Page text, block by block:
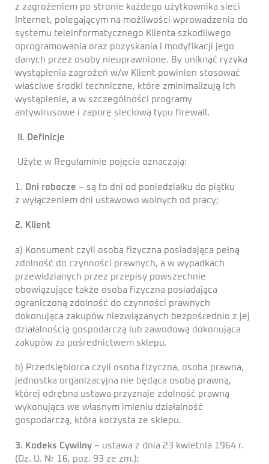
z zagrożeniem po stronie każdego użytkownika sieci
Internet, polegającym na możliwości wprowadzenia do
systemu teleinformatycznego Klienta szkodliwego
oprogramowania oraz pozyskania i modyfikacji jego
danych przez osoby nieuprawnione. By uniknąć ryzyka
wystąpienia zagrożeń w/w Klient powinien stosować
właściwe środki techniczne, które zminimalizują ich
wystąpienie, a w szczególności programy
antywirusowe i zaporę sieciową typu firewall.
II. Definicje
Użyte w Regulaminie pojęcia oznaczają:
1. Dni robocze – są to dni od poniedziałku do piątku
z wyłączeniem dni ustawowo wolnych od pracy;
2. Klient
a) Konsument czyli osoba fizyczna posiadająca pełną
zdolność do czynności prawnych, a w wypadkach
przewidzianych przez przepisy powszechnie
obowiązujące także osoba fizyczna posiadająca
ograniczoną zdolność do czynności prawnych
dokonująca zakupów niezwiązanych bezpośrednio z jej
działalnością gospodarczą lub zawodową dokonująca
zakupów za pośrednictwem sklepu.
b) Przedsiębiorca czyli osoba fizyczna, osoba prawna,
jednostka organizacyjna nie będąca osobą prawną,
której odrębna ustawa przyznaje zdolność prawną
wykonująca we własnym imieniu działalność
gospodarczą, która korzysta ze sklepu.
3. Kodeks Cywilny – ustawa z dnia 23 kwietnia 1964 r.
(Dz. U. Nr 16, poz. 93 ze zm.);